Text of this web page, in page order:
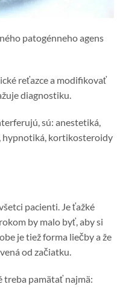
patogénneho agens
reťazce a modifikovať
diagnostiku.
sú: anestetiká,
hypnotiká, kortikosteroidy
pacienti. Je ťažké
by malo byť, aby si
je tiež forma liečby a že
od začiatku.
treba pamätať najmä: